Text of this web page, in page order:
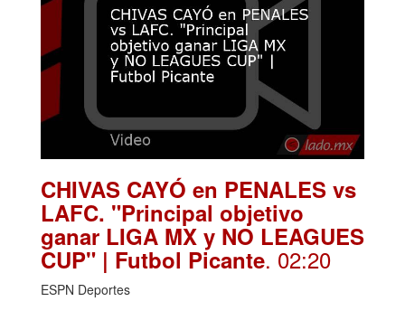
CHIVAS CAYÓ en PENALES vs
LAFC. "Principal objetivo
ganar LIGA MX y NO LEAGUES
CUP" | Futbol Picante. 02:20
ESPN Deportes